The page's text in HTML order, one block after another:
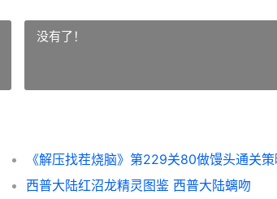
没有了！
西普大陆红沼龙精灵图鉴 西普大陆螭吻